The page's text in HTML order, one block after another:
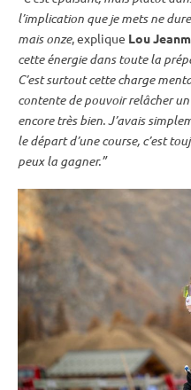
l’implication que je mets ne
mais onze, explique Lou
cette énergie dans toute la
C’est surtout cette charge
contente de pouvoir relâcher
encore très bien. J’avais
le départ d’une course, c’est
peux la gagner.”